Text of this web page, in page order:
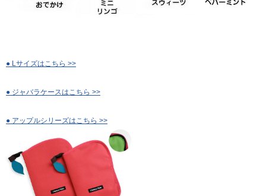
● Lサイズはこちら >>
● ジャバラケースはこちら >>
● アップルシリーズはこちら >>